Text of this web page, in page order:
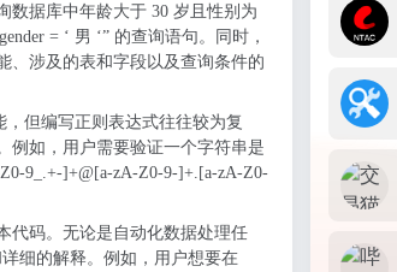
数据库中年龄大于 30 岁且性别为
= ‘ 男 ‘” 的查询语句。同时，
、涉及的表和字段以及查询条件的
但编写正则表达式往往较为复
例如，用户需要验证一个字符串是
9_.+-]+@[a-zA-Z0-9-]+.[a-zA-Z0-
代码。无论是自动化数据处理任
细的解释。例如，用户想要在